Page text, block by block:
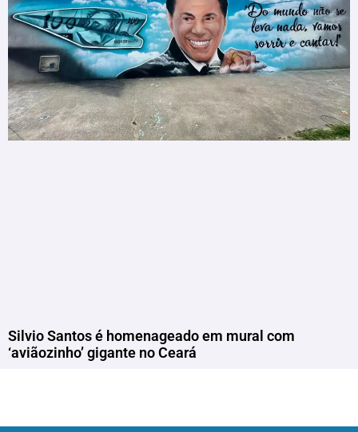
Silvio Santos é homenageado em mural com
‘aviãozinho’ gigante no Ceará